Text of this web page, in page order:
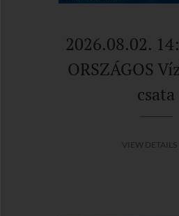
2026.08.02.
ORSZÁGOS
csata
VIEW DETAILS